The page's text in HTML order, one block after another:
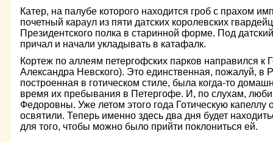
Катер, на палубе которого находится гроб с прахом
почетный караул из пяти датских королевских
Президентского полка в старинной форме. Под
причал и начали укладывать в катафалк.
Кортеж по аллеям петергофских парков направился к
Александра Невского). Это единственная, пожалуй, в
построенная в готическом стиле, была когда-то
время их пребывания в Петергофе. И, по слухам,
Федоровны. Уже летом этого года Готическую капеллу
освятили. Теперь именно здесь два дня будет
для того, чтобы можно было прийти поклониться ей.